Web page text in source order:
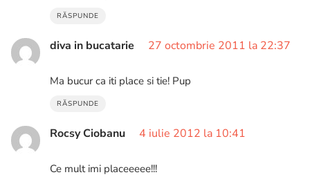
RĂSPUNDE
diva in bucatarie 27 octombrie 2011 la 22:37
Ma bucur ca iti place si tie! Pup
RĂSPUNDE
Rocsy Ciobanu 4 iulie 2012 la 10:41
Ce mult imi placeeeee!!!